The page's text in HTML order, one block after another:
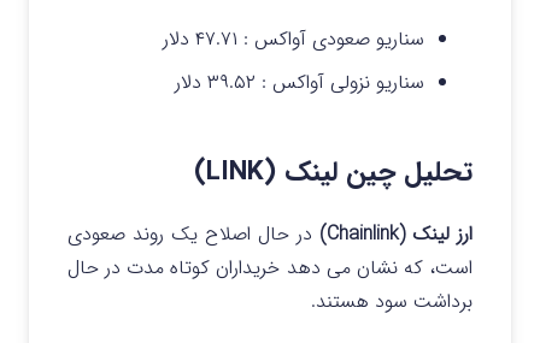
سناریو صعودی آواکس : ۴۷.۷۱ دلار
سناریو نزولی آواکس : ۳۹.۵۲ دلار
تحلیل چین لینک (LINK)
ارز لینک (Chainlink)
در حال اصلاح یک روند صعودی
است، که نشان می دهد خریداران کوتاه مدت در حال
برداشت سود هستند.